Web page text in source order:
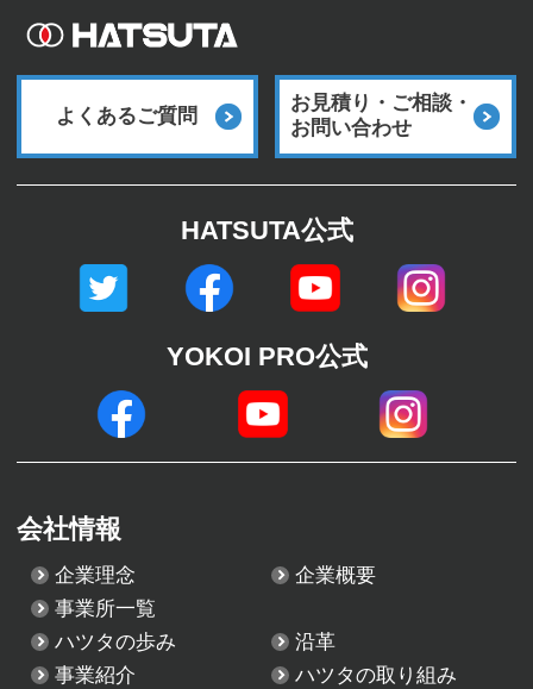
よくあるご質問
お見積り・ご相談・
お問い合わせ
HATSUTA公式
YOKOI PRO公式
会社情報
企業理念
企業概要
事業所一覧
ハツタの歩み
沿革
事業紹介
ハツタの取り組み